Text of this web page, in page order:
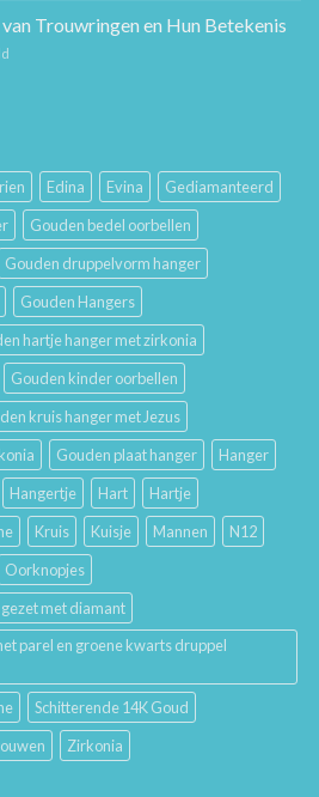
Hem
Verzorging:
Trouwringen en Hun Betekenis
Hun
Betekenis
Edina Evina
Gediamanteerd
Gouden bedel oorbellen
Gouden druppelvorm hanger
Gouden Hangers
hartje hanger met zirkonia
Gouden kinder oorbellen
kruis hanger met Jezus
Gouden plaat hanger
Hanger
Hangertje Hart
Hartje
Kruis Kuisje Mannen
N12
Oorknopjes
met diamant
parel en groene kwarts druppel
Schitterende 14K Goud
Zirkonia